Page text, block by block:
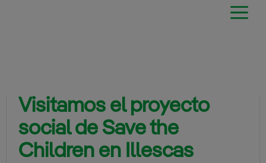
Visitamos el proyecto
social de Save the
Children en Illescas